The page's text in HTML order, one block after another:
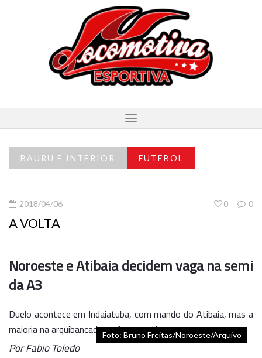
BAURU E INTERIOR FUTEBOL
2018/04/06 0
0
A VOLTA
Noroeste e Atibaia decidem vaga na semi
da A3
Duelo acontece em Indaiatuba, com mando do Atibaia, mas a
maioria na arquibancada será noroestina
Por Fabio Toledo
Foto: Bruno Freitas/Noroeste/Arquivo